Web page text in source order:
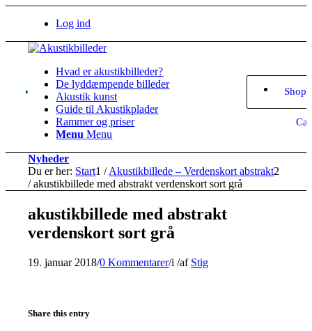
Log ind
Hvad er akustikbilleder?
De lyddæmpende billeder
Akustik kunst
Guide til Akustikplader
Rammer og priser
Menu Menu
Nyheder
Du er her: Start1 / Akustikbillede – Verdenskort abstrakt2
/ akustikbillede med abstrakt verdenskort sort grå
akustikbillede med abstrakt
verdenskort sort grå
19. januar 2018/0 Kommentarer/i/af Stig
Share this entry